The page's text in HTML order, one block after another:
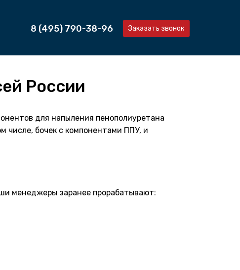
8 (495) 790-38-96 Заказать звонок
России
для напыления пенополиуретана
числе, бочек с компонентами ППУ, и
менеджеры заранее прорабатывают: